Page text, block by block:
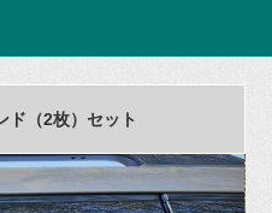
ド（2枚）セット